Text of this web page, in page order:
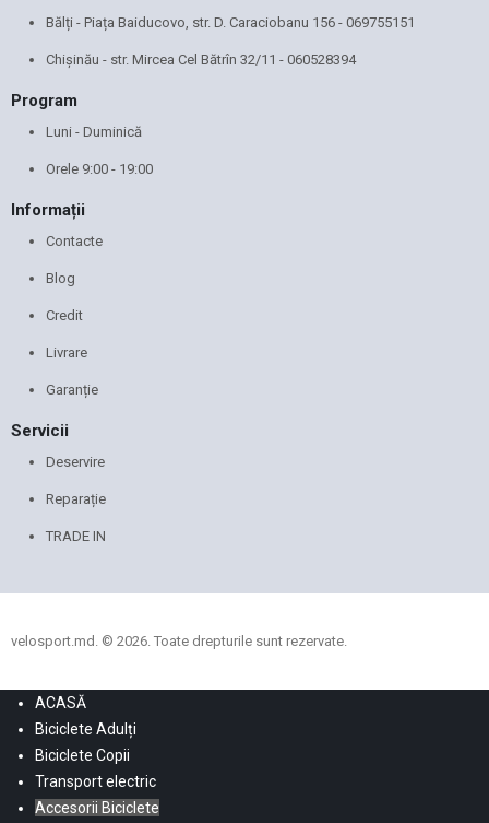
Bălți - Piața Baiducovo, str. D. Caraciobanu 156 - 069755151
Chișinău - str. Mircea Cel Bătrîn 32/11 - 060528394
Program
Luni - Duminică
Orele 9:00 - 19:00
Informații
Contacte
Blog
Credit
Livrare
Garanție
Servicii
Deservire
Reparație
TRADE IN
velosport.md. © 2026. Toate drepturile sunt rezervate.
ACASĂ
Biciclete Adulți
Biciclete Copii
Transport electric
Accesorii Biciclete